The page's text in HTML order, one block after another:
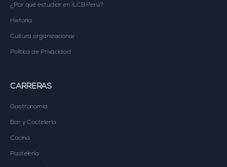
¿Por qué estudiar en ILCB Perú?
Historia
Cultura organizacional
Política de Privacidad
CARRERAS
Gastronomía
Bar y Coctelería
Cocina
Pastelería